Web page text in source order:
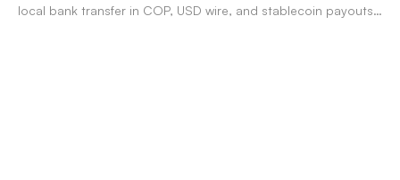
local bank transfer in COP, USD wire, and stablecoin payouts.